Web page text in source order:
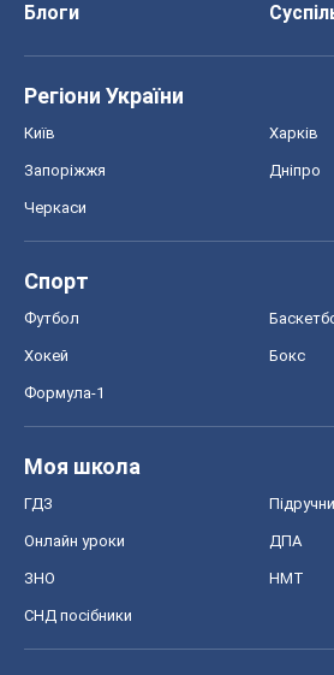
Блоги
Регіони України
Київ Харків
Запоріжжя Дніпро
Черкаси
Спорт
Футбол
Хокей Бокс
Формула-1
Моя школа
ГДЗ
Онлайн уроки ДПА
ЗНО НМТ
СНД посібники